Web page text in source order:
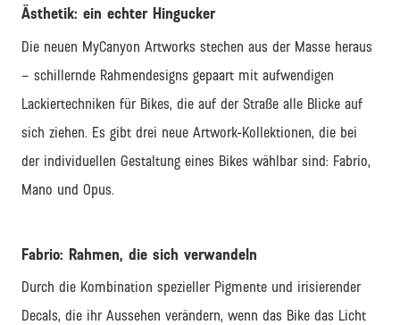
Ästhetik: ein echter Hingucker
Die neuen MyCanyon Artworks stechen aus der Masse heraus
– schillernde Rahmendesigns gepaart mit aufwendigen
Lackiertechniken für Bikes, die auf der Straße alle Blicke auf
sich ziehen. Es gibt drei neue Artwork-Kollektionen, die bei
der individuellen Gestaltung eines Bikes wählbar sind: Fabrio,
Mano und Opus.
Fabrio: Rahmen, die sich verwandeln
Durch die Kombination spezieller Pigmente und irisierender
Decals, die ihr Aussehen verändern, wenn das Bike das Licht